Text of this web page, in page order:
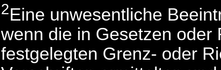
2Eine unwesentliche
wenn die in Gesetzen oder
festgelegten Grenz- oder